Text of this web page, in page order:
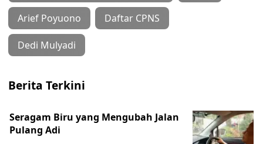
Arief Poyuono Daftar CPNS
Dedi Mulyadi
Berita Terkini
Seragam Biru yang Mengubah Jalan
Pulang Adi